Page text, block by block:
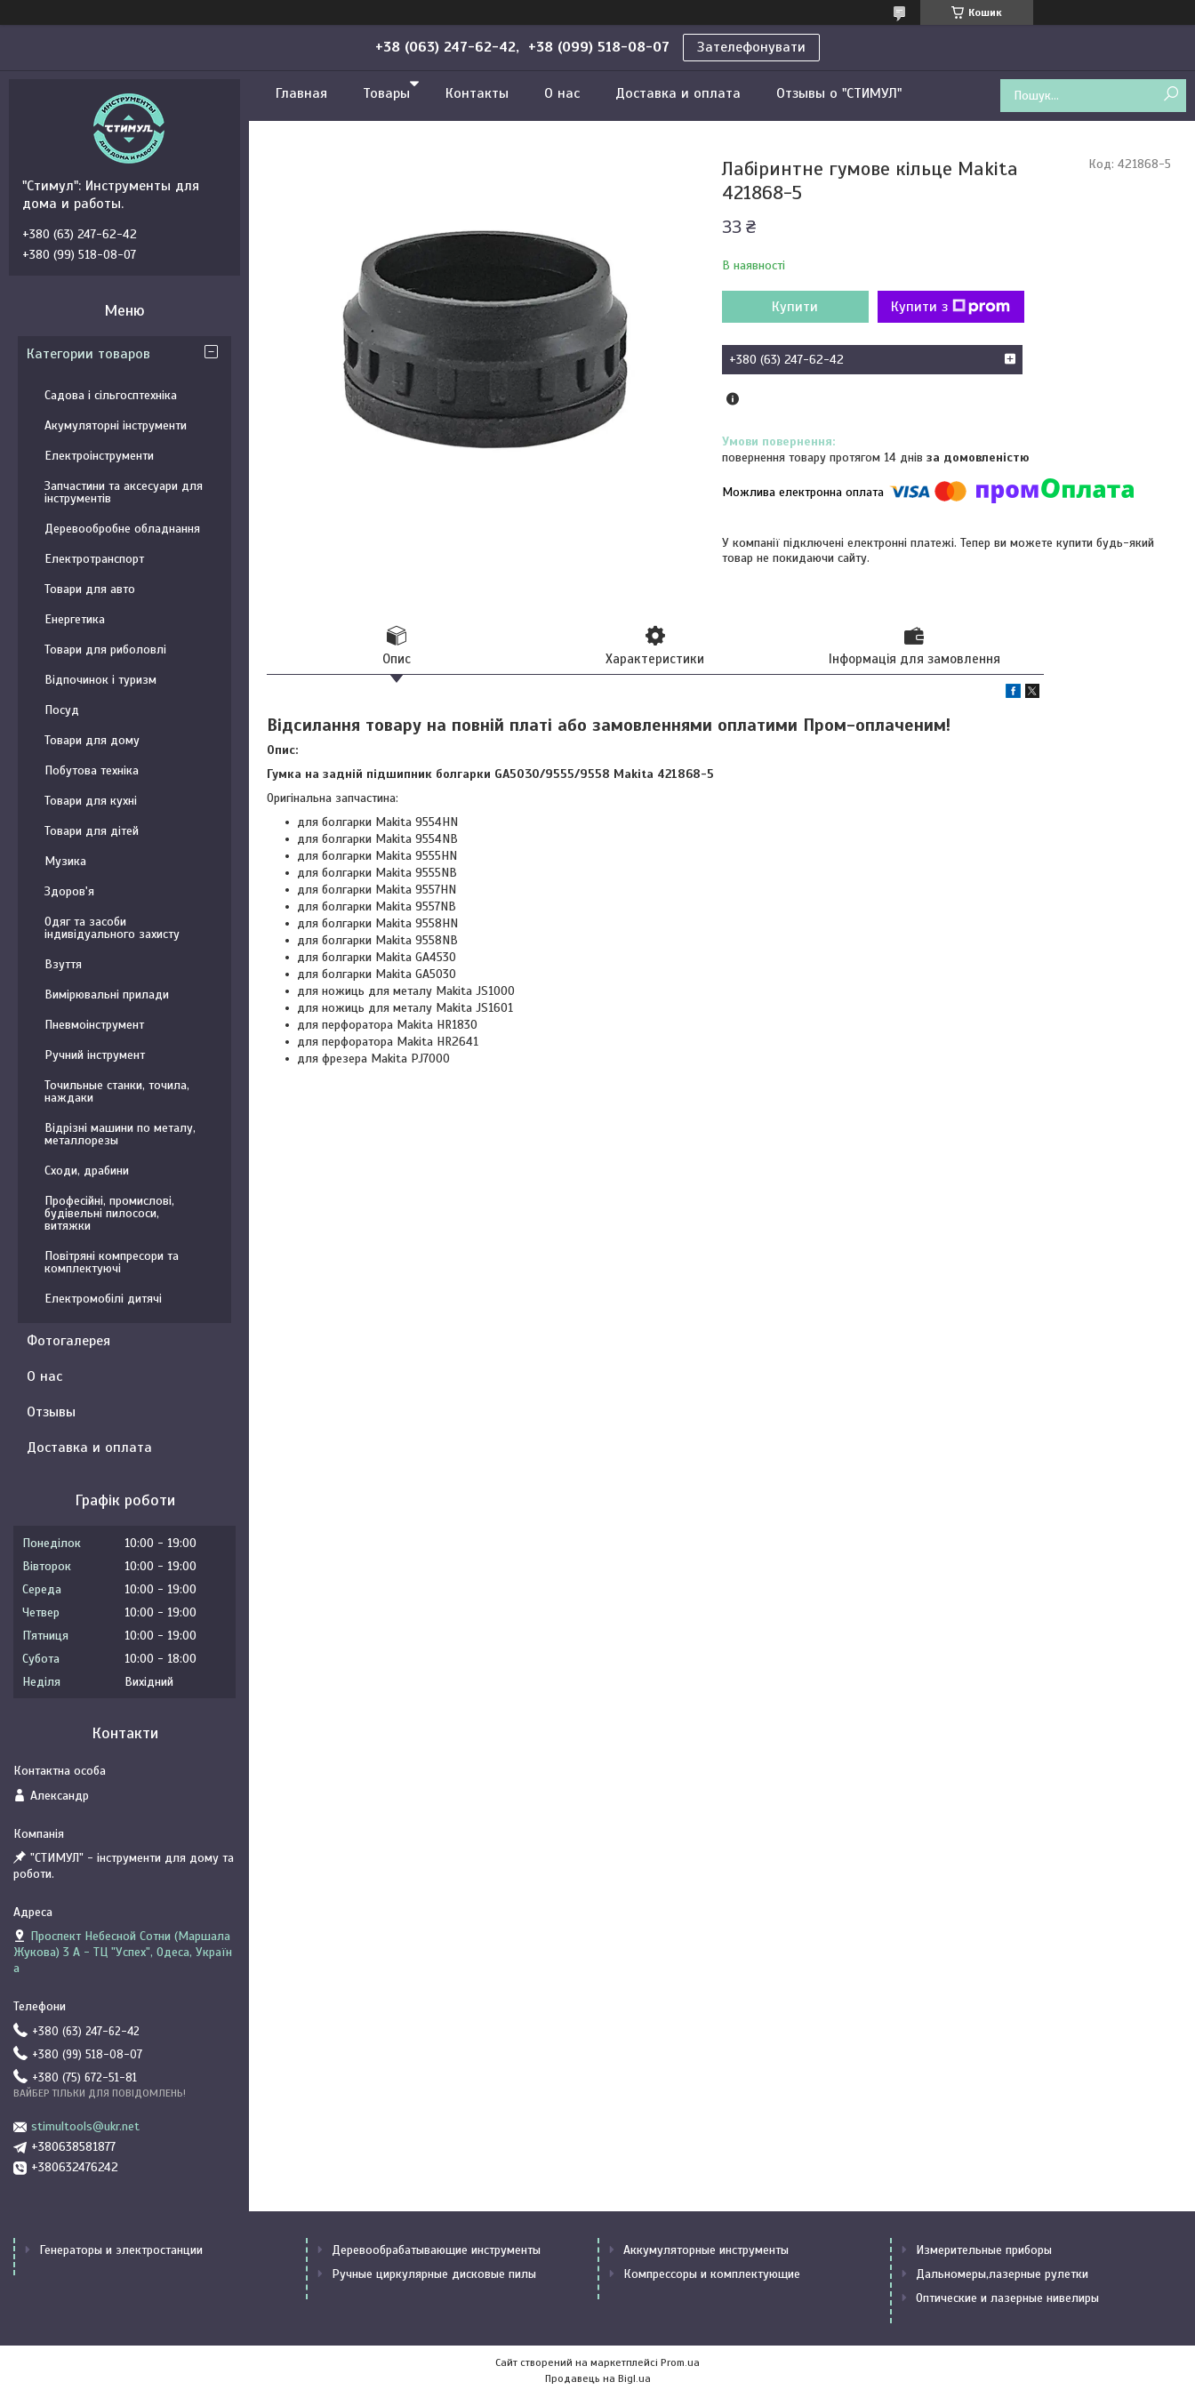
Кошик
+38 (063) 247-62-42, +38 (099) 518-08-07 Зателефонувати
Главная Товары Контакты О нас Доставка и оплата Отзывы о "СТИМУЛ"
Лабіринтне гумове кільце Makita
421868-5
33 ₴
В наявності
Код: 421868-5
Купити Купити з
+380 (63) 247-62-42
повернення товару протягом 14 днів за домовленістю
У компанії підключені електронні платежі. Тепер ви можете купити будь-який
товар не покидаючи сайту.
Опис Характеристики Інформація для замовлення
Відсилання товару на повній платі або замовленнями оплатими Пром-оплаченим!
Опис:
Гумка на задній підшипник болгарки GA5030/9555/9558 Makita 421868-5
Оригінальна запчастина:
для болгарки Makita 9554HN
для болгарки Makita 9554NB
для болгарки Makita 9555HN
для болгарки Makita 9555NB
для болгарки Makita 9557HN
для болгарки Makita 9557NB
для болгарки Makita 9558HN
для болгарки Makita 9558NB
для болгарки Makita GA4530
для болгарки Makita GA5030
для ножиць для металу Makita JS1000
для ножиць для металу Makita JS1601
для перфоратора Makita HR1830
для перфоратора Makita HR2641
для фрезера Makita PJ7000
"Стимул": Инструменты для
дома и работы.
+380 (63) 247-62-42
+380 (99) 518-08-07
Категории товаров
Садова і сільгосптехніка
Акумуляторні інструменти
Електроінструменти
Запчастини та аксесуари для
інструментів
Деревообробне обладнання
Електротранспорт
Товари для авто
Енергетика
Товари для риболовлі
Відпочинок і туризм
Посуд
Товари для дому
Побутова техніка
Товари для кухні
Товари для дітей
Музика
Здоров'я
Одяг та засоби
індивідуального захисту
Взуття
Вимірювальні прилади
Пневмоінструмент
Ручний інструмент
Точильные станки, точила,
наждаки
Відрізні машини по металу,
металлорезы
Сходи, драбини
Професійні, промислові,
будівельні пилососи,
витяжки
Повітряні компресори та
комплектуючі
Електромобілі дитячі
Фотогалерея
О нас
Отзывы
Доставка и оплата
Графік роботи
Понеділок 10:00
19:00
Вівторок
10:00
19:00
Середа
10:00
19:00
Четвер
10:00
19:00
Пʼятниця
10:00
19:00
Субота
10:00
18:00
Неділя
Вихідний
Контакти
Александр
"СТИМУЛ" - інструменти для дому та
роботи.
Проспект Небесной Сотни (Маршала
Жукова) 3 А - ТЦ "Успех", Одеса, Україн
а
+380 (63) 247-62-42
+380 (99) 518-08-07
+380 (75) 672-51-81
ВАЙБЕР ТІЛЬКИ ДЛЯ ПОВІДОМЛЕНЬ!
stimultools@ukr.net
+380638581877
+380632476242
Генераторы и электростанции
Деревообрабатывающие инструменты
Ручные циркулярные дисковые пилы
Аккумуляторные инструменты
Компрессоры и комплектующие
Измерительные приборы
Дальномеры,лазерные рулетки
Оптические и лазерные нивелиры
Сайт створений на маркетплейсі Prom.ua
Продавець на Bigl.ua